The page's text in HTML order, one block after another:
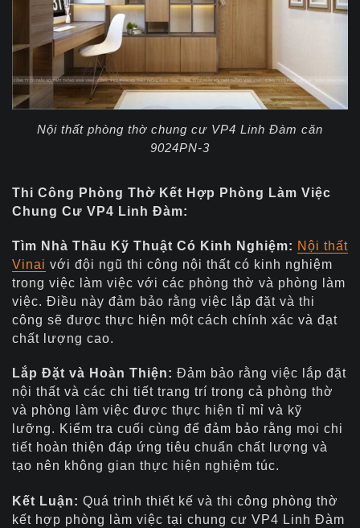
Nội thất phòng thờ chung cư VP4 Linh Đàm căn
9024PN-3
Thi Công Phòng Thờ Kết Hợp Phòng Làm Việc
Chung Cư VP4 Linh Đàm:
Tìm Nhà Thầu Kỹ Thuật Có Kinh Nghiệm: Nội thất
Vinai với đội ngũ thi công nội thất có kinh nghiệm
trong việc làm việc với các phòng thờ và phòng làm
việc. Điều này đảm bảo rằng việc lắp đặt và thi
công sẽ được thực hiện một cách chính xác và đạt
chất lượng cao.
Lắp Đặt và Hoàn Thiện: Đảm bảo rằng việc lắp đặt
nội thất và các chi tiết trang trí trong cả phòng thờ
và phòng làm việc được thực hiện tỉ mỉ và kỹ
lưỡng. Kiểm tra cuối cùng để đảm bảo rằng mọi chi
tiết hoàn thiện đáp ứng tiêu chuẩn chất lượng và
tạo nên không gian thực hiện nghiệm túc.
Kết Luận: Quá trình thiết kế và thi công phòng thờ
kết hợp phòng làm việc tại chung cư VP4 Linh Đàm